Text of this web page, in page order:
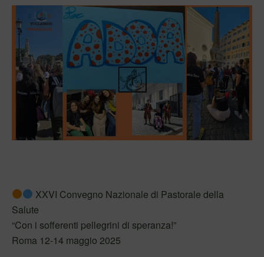
XXVI Convegno Nazionale di Pastorale della
Salute
“Con i sofferenti pellegrini di speranza!”
Roma 12-14 maggio 2025